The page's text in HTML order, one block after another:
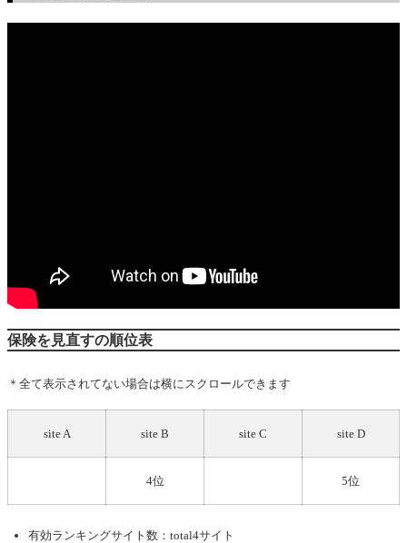
保険を見直すの順位表
＊全て表示されてない場合は横にスクロールできます
site A site B site C site D
4位 5位
有効ランキングサイト数：total4サイト